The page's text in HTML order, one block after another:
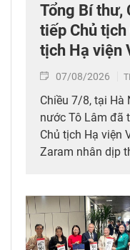
Tổng Bí thư,
tiếp Chủ
tịch Hạ viện
07/08/2026
Chiều 7/8, tại Hà
nước Tô Lâm đã
Chủ tịch Hạ viện
Zaram nhân dịp
(6/8/1976 – 6/8/